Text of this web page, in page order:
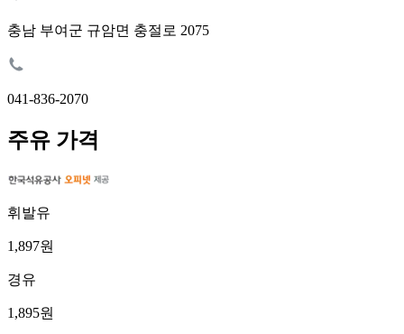
충남 부여군 규암면 충절로 2075
041-836-2070
주유 가격
휘발유
1,897원
경유
1,895원